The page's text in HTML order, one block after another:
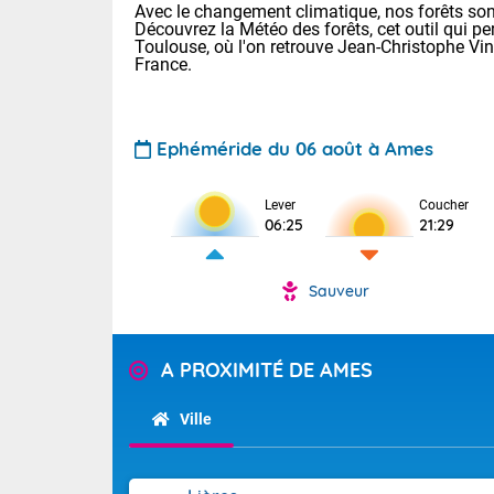
Tendance
Avec le changement climatique, nos forêts
Découvrez la Météo des forêts, cet outil qui
Toulouse, où l'on retrouve Jean-Christophe
France.
Ephéméride du 06 août à Ames
Lever
06:25
Coucher
21:29
Sauveur
A PROXIMITÉ DE AMES
Ville
Voici les
: 18/23 Paris
Clermont-
Lille : 19/24
Cet après-
Sur le Sud-